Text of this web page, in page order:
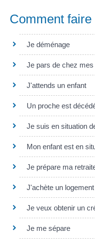
Comment faire
Je déménage
Je pars de chez mes
J'attends un enfant
Un proche est
Je suis en situation
Mon enfant est en
Je prépare ma
J'achète un logement
Je veux obtenir un
Je me sépare